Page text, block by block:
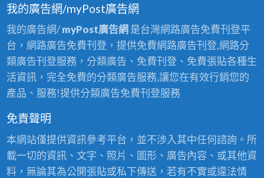
我的廣告網/myPost廣告網
我的廣告網/myPost廣告網 是台灣網路廣告免費刊登平
台，網路廣告免費刊登，提供免費網路廣告刊登,網路分
類廣告刊登服務，分類廣告、免費刊登、免費張貼各種生
活資訊，完全免費的分類廣告服務,讓您在有效行銷您的
產品、服務!提供分類廣告免費刊登服務
免責聲明
本網站僅提供資訊參考平台，並不涉入其中任何諮詢。所
載一切的資訊、文字、照片、圖形、廣告內容、或其他資
料，無論其為公開張貼或私下傳送，若有不實或違法情